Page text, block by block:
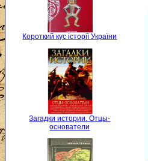
Короткий кус історії України
Загадки истории. Отцы-
основатели